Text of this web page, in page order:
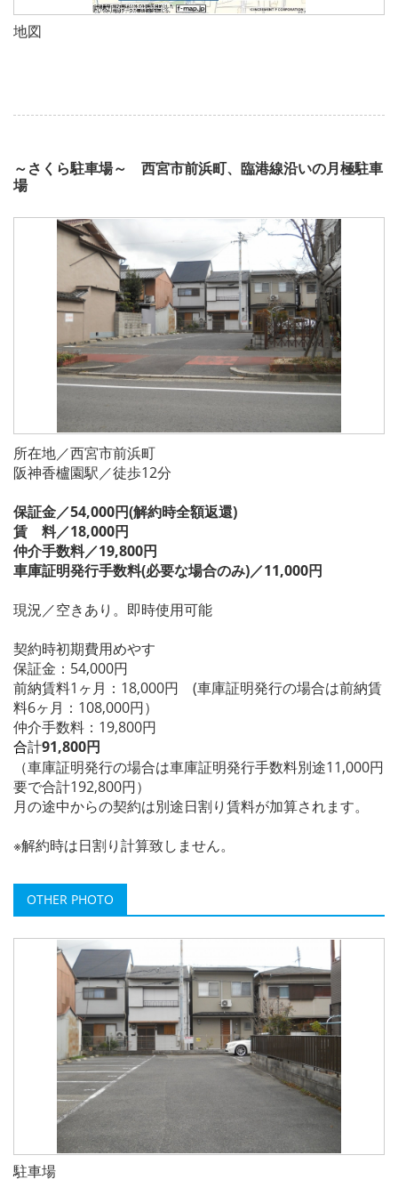
地図
～さくら駐車場～ 西宮市前浜町、臨港線沿いの月極駐車
場
所在地／西宮市前浜町
阪神香櫨園駅／徒歩12分
保証金／54,000円(解約時全額返還)
賃 料／18,000円
仲介手数料／19,800円
車庫証明発行手数料(必要な場合のみ)／11,000円
現況／空きあり。即時使用可能
契約時初期費用めやす
保証金：54,000円
前納賃料1ヶ月：18,000円 (車庫証明発行の場合は前納賃
料6ヶ月：108,000円）
仲介手数料：19,800円
合計91,800円
（車庫証明発行の場合は車庫証明発行手数料別途11,000円
要で合計192,800円）
月の途中からの契約は別途日割り賃料が加算されます。
※解約時は日割り計算致しません。
OTHER PHOTO
駐車場